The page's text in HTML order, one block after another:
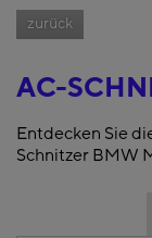
zurück
AC-
Entdecken Sie
Schnitzer BMW